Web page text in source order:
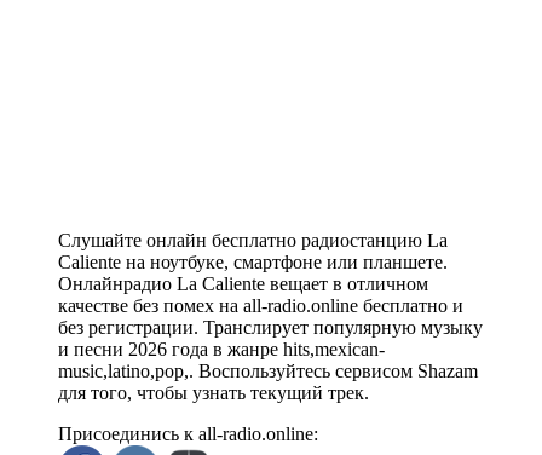
Слушайте онлайн бесплатно радиостанцию La
Caliente на ноутбуке, смартфоне или планшете.
Онлайнрадио La Caliente вещает в отличном
качестве без помех на all-radio.online бесплатно и
без регистрации. Транслирует популярную музыку
и песни 2026 года в жанре hits,mexican-
music,latino,pop,. Воспользуйтесь сервисом Shazam
для того, чтобы узнать текущий трек.
Присоединись к all-radio.online: